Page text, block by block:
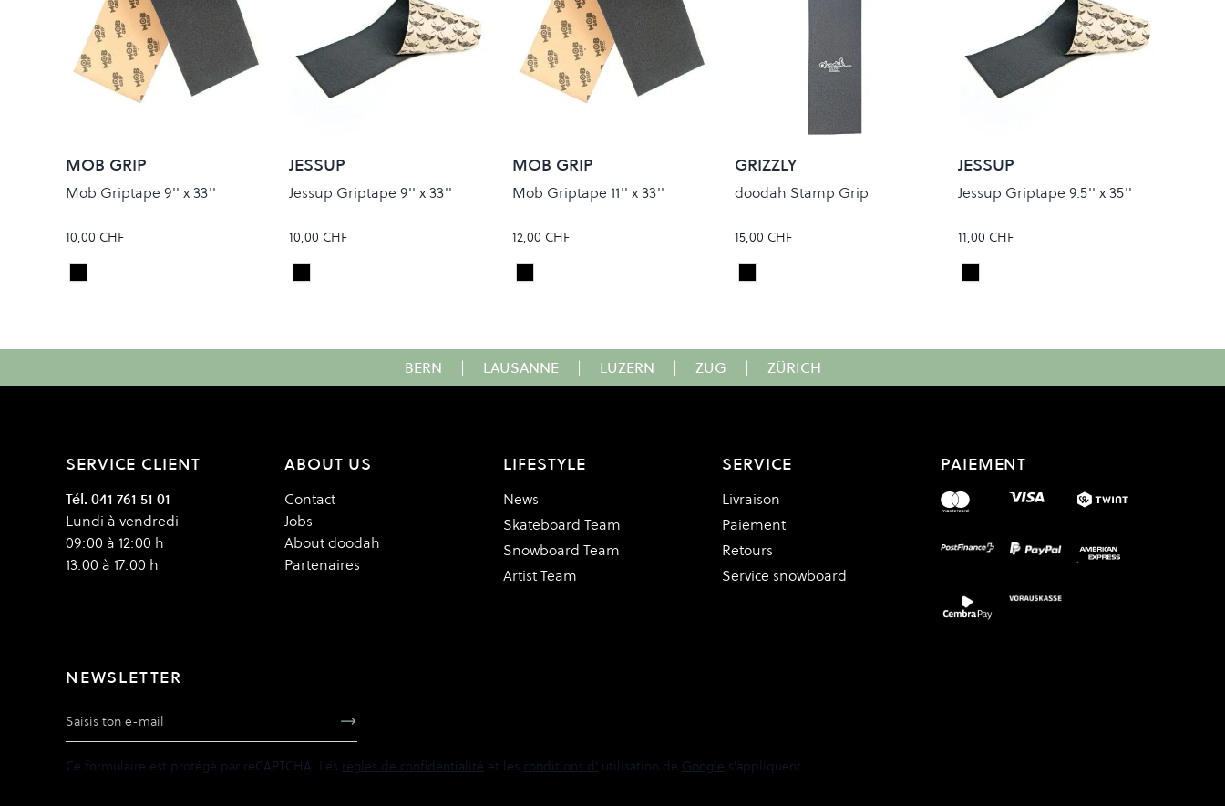
MOB GRIP
Mob Griptape 9'' x 33''
10,00 CHF
Colour
Black
JESSUP
Jessup Griptape 9'' x 33''
10,00 CHF
Colour
Black
MOB GRIP
Mob Griptape 11'' x 33''
12,00 CHF
Colour
Black
GRIZZLY
doodah Stamp Grip
15,00 CHF
Colour
Black
JESSUP
Jessup Griptape 9.5'' x 35''
11,00 CHF
Colour
Black
BERN | LAUSANNE | LUZERN | ZUG | ZÜRICH
SERVICE CLIENT
Tél. 041 761 51 01
Lundi à vendredi
09:00 à 12:00 h
13:00 à 17:00 h
ABOUT US
Contact
Jobs
About doodah
Partenaires
LIFESTYLE
News
Skateboard Team
Snowboard Team
Artist Team
SERVICE
Livraison
Paiement
Retours
Service snowboard
PAIEMENT
NEWSLETTER
Adresse e-mail
Ce formulaire est protégé par reCAPTCHA. Les règles de confidentialité et les conditions d' utilisation de Google s'appliquent.